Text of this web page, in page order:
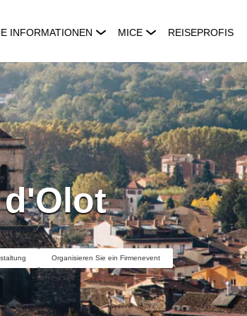
INFORMATIONEN MICE REISEPROFIS
Organisieren Sie ein Firmenevent